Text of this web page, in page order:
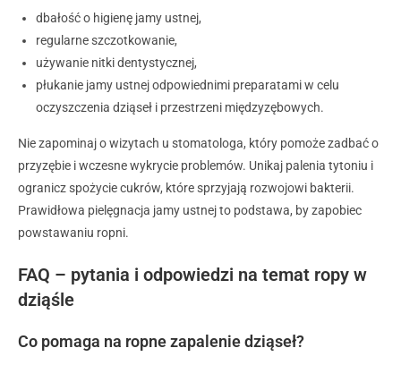
dbałość o higienę jamy ustnej,
regularne szczotkowanie,
używanie nitki dentystycznej,
płukanie jamy ustnej odpowiednimi preparatami w celu
oczyszczenia dziąseł i przestrzeni międzyzębowych.
Nie zapominaj o wizytach u stomatologa, który pomoże zadbać o
przyzębie i wczesne wykrycie problemów. Unikaj palenia tytoniu i
ogranicz spożycie cukrów, które sprzyjają rozwojowi bakterii.
Prawidłowa pielęgnacja jamy ustnej to podstawa, by zapobiec
powstawaniu ropni.
FAQ – pytania i odpowiedzi na temat ropy w
dziąśle
Co pomaga na ropne zapalenie dziąseł?